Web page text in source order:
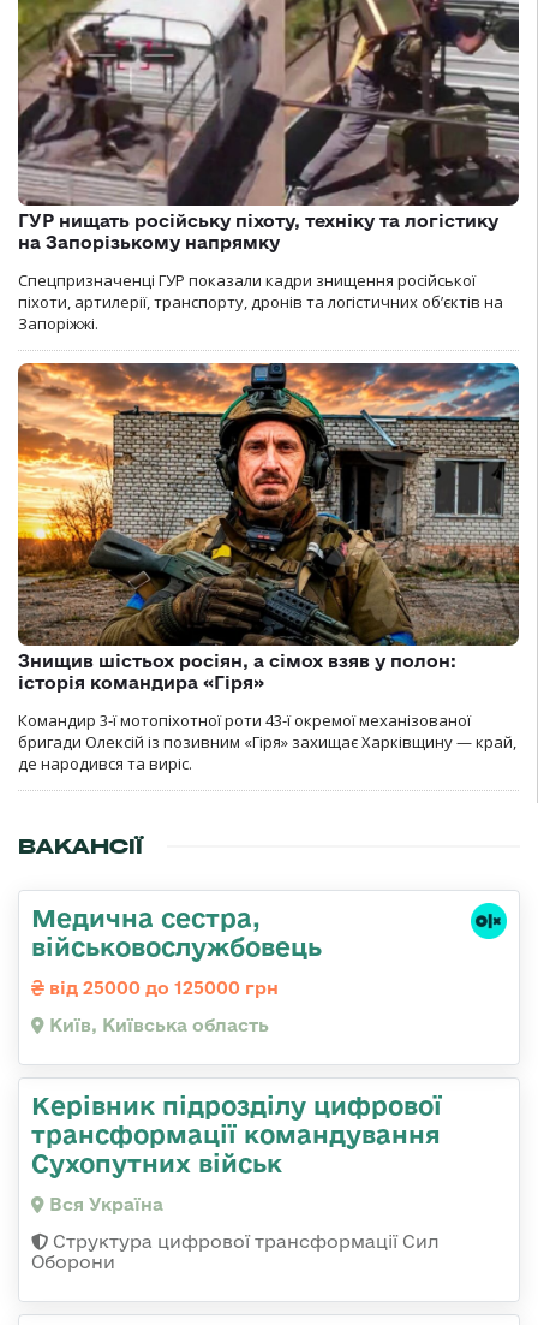
ГУР нищать російську піхоту, техніку та логістику
на Запорізькому напрямку
Спецпризначенці ГУР показали кадри знищення російської
піхоти, артилерії, транспорту, дронів та логістичних об’єктів на
Запоріжжі.
Знищив шістьох росіян, а сімох взяв у полон:
історія командира «Гіря»
Командир 3-ї мотопіхотної роти 43-ї окремої механізованої
бригади Олексій із позивним «Гіря» захищає Харківщину — край,
де народився та виріс.
ВАКАНСІЇ
Медична сестpа,
військовослужбовець
від 25000 до 125000 грн
Київ, Київська область
Керівник підрозділу цифрової
трансформації командування
Сухопутних військ
Вся Україна
Структура цифрової трансформації Сил
Оборони